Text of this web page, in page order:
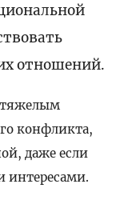
отношений.
тяжелым
конфликта,
даже если
интересами.